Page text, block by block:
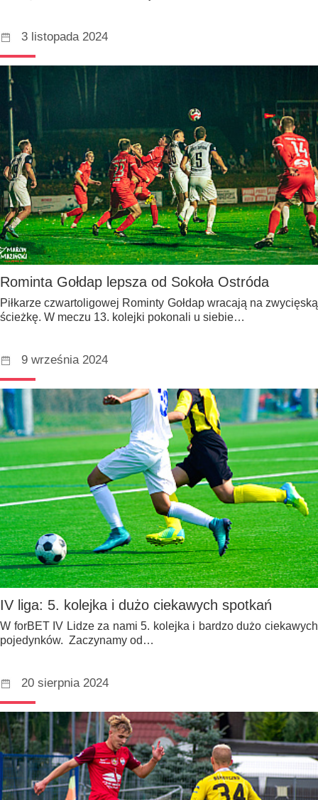
3 listopada 2024
Rominta Gołdap lepsza od Sokoła Ostróda
Piłkarze czwartoligowej Rominty Gołdap wracają na zwycięską
ścieżkę. W meczu 13. kolejki pokonali u siebie…
9 września 2024
IV liga: 5. kolejka i dużo ciekawych spotkań
W forBET IV Lidze za nami 5. kolejka i bardzo dużo ciekawych
pojedynków. Zaczynamy od…
20 sierpnia 2024